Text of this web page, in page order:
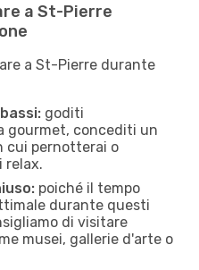
a St-Pierre
a St-Pierre durante
goditi
gourmet, concediti un
cui pernotterai o
relax.
poiché il tempo
durante questi
di visitare
musei, gallerie d'arte o